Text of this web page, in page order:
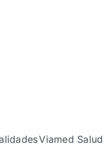
Viamed Salud